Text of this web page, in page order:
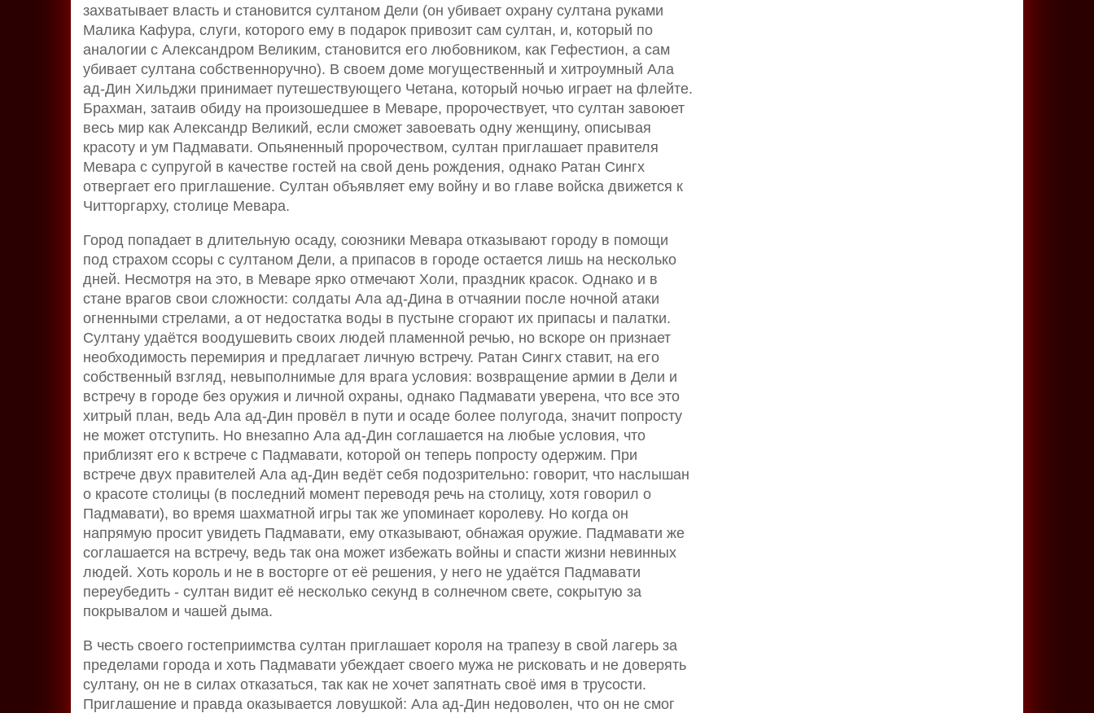
захватывает власть и становится султаном Дели (он убивает охрану султана руками
Малика Кафура, слуги, которого ему в подарок привозит сам султан, и, который по
аналогии с Александром Великим, становится его любовником, как Гефестион, а сам
убивает султана собственноручно). В своем доме могущественный и хитроумный Ала
ад-Дин Хильджи принимает путешествующего Четана, который ночью играет на флейте.
Брахман, затаив обиду на произошедшее в Меваре, пророчествует, что султан завоюет
весь мир как Александр Великий, если сможет завоевать одну женщину, описывая
красоту и ум Падмавати. Опьяненный пророчеством, султан приглашает правителя
Мевара с супругой в качестве гостей на свой день рождения, однако Ратан Сингх
отвергает его приглашение. Султан объявляет ему войну и во главе войска движется к
Читторгарху, столице Мевара.
Город попадает в длительную осаду, союзники Мевара отказывают городу в помощи
под страхом ссоры с султаном Дели, а припасов в городе остается лишь на несколько
дней. Несмотря на это, в Меваре ярко отмечают Холи, праздник красок. Однако и в
стане врагов свои сложности: солдаты Ала ад-Дина в отчаянии после ночной атаки
огненными стрелами, а от недостатка воды в пустыне сгорают их припасы и палатки.
Султану удаётся воодушевить своих людей пламенной речью, но вскоре он признает
необходимость перемирия и предлагает личную встречу. Ратан Сингх ставит, на его
собственный взгляд, невыполнимые для врага условия: возвращение армии в Дели и
встречу в городе без оружия и личной охраны, однако Падмавати уверена, что все это
хитрый план, ведь Ала ад-Дин провёл в пути и осаде более полугода, значит попросту
не может отступить. Но внезапно Ала ад-Дин соглашается на любые условия, что
приблизят его к встрече с Падмавати, которой он теперь попросту одержим. При
встрече двух правителей Ала ад-Дин ведёт себя подозрительно: говорит, что наслышан
о красоте столицы (в последний момент переводя речь на столицу, хотя говорил о
Падмавати), во время шахматной игры так же упоминает королеву. Но когда он
напрямую просит увидеть Падмавати, ему отказывают, обнажая оружие. Падмавати же
соглашается на встречу, ведь так она может избежать войны и спасти жизни невинных
людей. Хоть король и не в восторге от её решения, у него не удаётся Падмавати
переубедить - султан видит её несколько секунд в солнечном свете, сокрытую за
покрывалом и чашей дыма.
В честь своего гостеприимства султан приглашает короля на трапезу в свой лагерь за
пределами города и хоть Падмавати убеждает своего мужа не рисковать и не доверять
султану, он не в силах отказаться, так как не хочет запятнать своё имя в трусости.
Приглашение и правда оказывается ловушкой: Ала ад-Дин недоволен, что он не смог